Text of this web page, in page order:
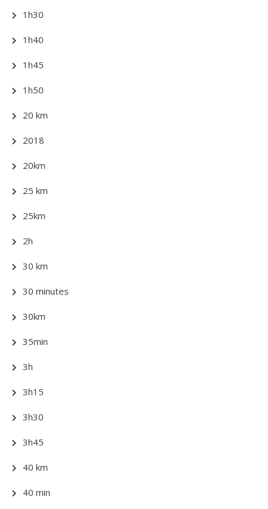
1h30
1h40
1h45
1h50
20 km
2018
20km
25 km
25km
2h
30 km
30 minutes
30km
35min
3h
3h15
3h30
3h45
40 km
40 min